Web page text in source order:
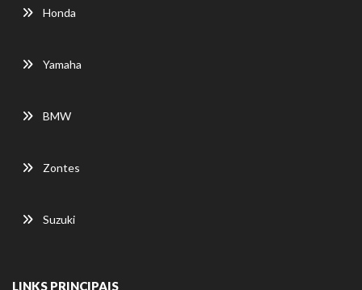
Honda
Yamaha
BMW
Zontes
Suzuki
LINKS PRINCIPAIS